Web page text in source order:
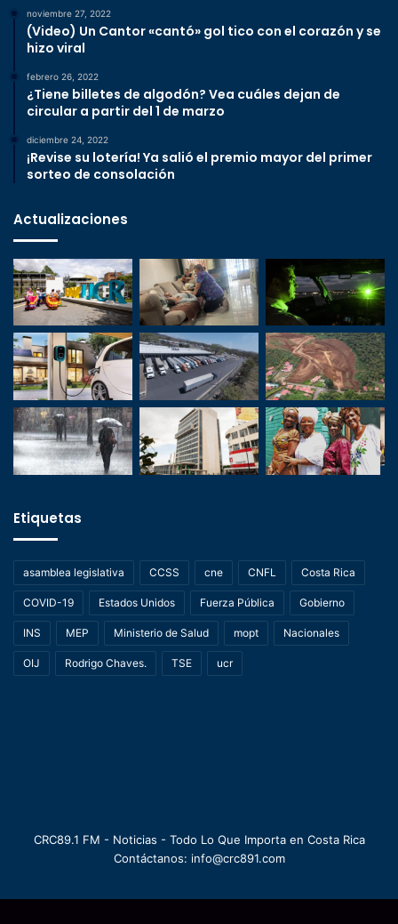
noviembre 27, 2022
(Video) Un Cantor «cantó» gol tico con el corazón y se
hizo viral
febrero 26, 2022
¿Tiene billetes de algodón? Vea cuáles dejan de
circular a partir del 1 de marzo
diciembre 24, 2022
¡Revise su lotería! Ya salió el premio mayor del primer
sorteo de consolación
Actualizaciones
Etiquetas
asamblea legislativa CCSS cne CNFL Costa Rica
COVID-19 Estados Unidos Fuerza Pública Gobierno
INS MEP Ministerio de Salud mopt Nacionales
OIJ Rodrigo Chaves. TSE ucr
CRC89.1 FM - Noticias - Todo Lo Que Importa en Costa Rica
Contáctanos: info@crc891.com